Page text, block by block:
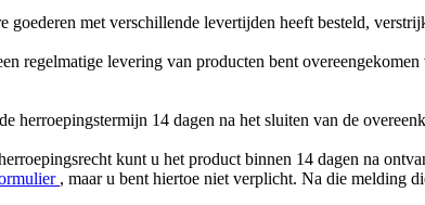
goederen met verschillende levertijden heeft besteld,
regelmatige levering van producten bent
herroepingstermijn 14 dagen na het sluiten van de
kunt u het product binnen 14 dagen na
, maar u bent hiertoe niet verplicht. Na die melding